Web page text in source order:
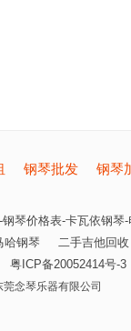
钢琴批发 钢琴
琴价格表-卡瓦依钢琴
哈钢琴
二手吉他回收
粤ICP备20052414号-3
莞念琴乐器有限公司